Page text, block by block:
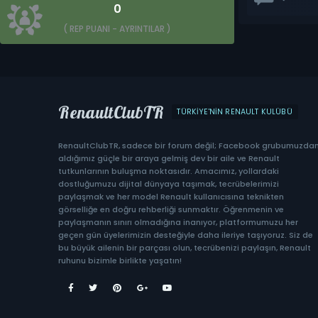
0
( REP PUANI - AYRINTILAR )
RenaultClubTR TÜRKIYE'NIN RENAULT KULÜBÜ
RenaultClubTR, sadece bir forum değil; Facebook
aldığımız güçle bir araya gelmiş dev bir aile ve Renault
tutkunlarının buluşma noktasıdır. Amacımız, yollardaki
dostluğumuzu dijital dünyaya taşımak, tecrübelerimizi
paylaşmak ve her model Renault kullanıcısına teknikten
görselliğe en doğru rehberliği sunmaktır. Öğrenmenin ve
paylaşmanın sınırı olmadığına inanıyor, platformumuzu her
geçen gün üyelerimizin desteğiyle daha ileriye taşıyoruz. Siz de
bu büyük ailenin bir parçası olun, tecrübenizi paylaşın, Renault
ruhunu bizimle birlikte yaşatın!